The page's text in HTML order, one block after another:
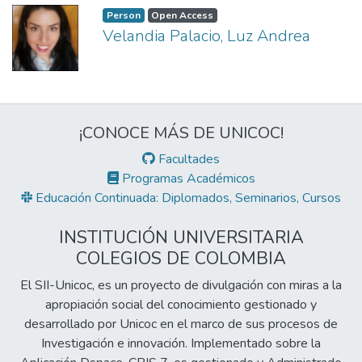
- Agostode 2006
Reconocimiento del Tribunal de Ética
UNICOC,Institución Universitaria Colegios
de Colombia - Unicoc (Antes Colegio
Odontológico Colombiano) - Febrerode
2023
producción de conocimiento y apoyo
institucional Unicoc,Institución Universitaria
Colegio Odontológico Colombiano) -
Mayode 2022
JUNIOR, según la Convocatoria de
COLCIENCIAS 2014.,Institución
Universitaria Colegios de Colombia - Unicoc
Por su condición de Miembro Activo del
grupo CIENCIAS ODONTOLÓGICAS
UNICOC, clasificación B,Institución
Universitaria Colegios de Colombia - Unicoc
(Antes Colegio Odontológico Colombiano) -
Mayode 2015
Person Open Access
Velandia Palacio, Luz Andrea
¡CONOCE MÁS DE UNICOC!
Facultades
Programas Académicos
Educación Continuada: Diplomados, Seminarios, Cursos
INSTITUCIÓN UNIVERSITARIA
COLEGIOS DE COLOMBIA
El SII-Unicoc, es un proyecto de divulgación con miras a la
apropiación social del conocimiento gestionado y
desarrollado por Unicoc en el marco de sus procesos de
Investigación e innovación. Implementado sobre la